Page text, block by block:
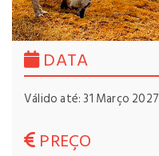
DATA
Válido até: 31 Março 2027
PREÇO